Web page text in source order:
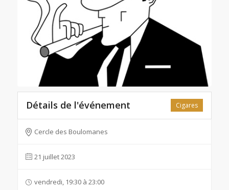
Cigares
Détails de l'événement
Cercle des Boulomanes
21 juillet 2023
vendredi, 19:30 à 23:00